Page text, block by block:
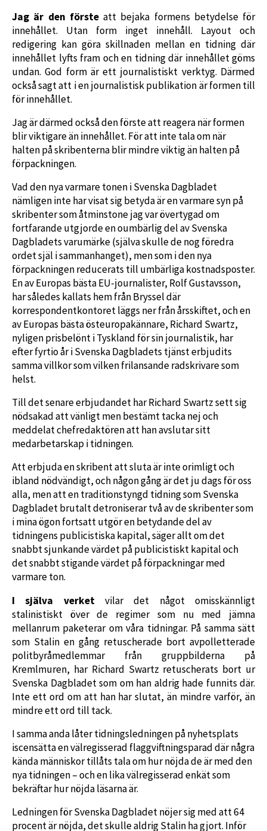
Jag är den förste att bejaka formens betydelse för
innehållet. Utan form inget innehåll. Layout och
redigering kan göra skillnaden mellan en tidning där
innehållet lyfts fram och en tidning där innehållet göms
undan. God form är ett journalistiskt verktyg. Därmed
också sagt att i en journalistisk publikation är formen till
för innehållet.
Jag är därmed också den förste att reagera när formen
blir viktigare än innehållet. För att inte tala om när
halten på skribenterna blir mindre viktig än halten på
förpackningen.
Vad den nya varmare tonen i Svenska Dagbladet
nämligen inte har visat sig betyda är en varmare syn på
skribenter som åtminstone jag var övertygad om
fortfarande utgjorde en oumbärlig del av Svenska
Dagbladets varumärke (själva skulle de nog föredra
ordet själ i sammanhanget), men som i den nya
förpackningen reducerats till umbärliga kostnadsposter.
En av Europas bästa EU-journalister, Rolf Gustavsson,
har således kallats hem från Bryssel där
korrespondentkontoret läggs ner från årsskiftet, och en
av Europas bästa östeuropakännare, Richard Swartz,
nyligen prisbelönt i Tyskland för sin journalistik, har
efter fyrtio år i Svenska Dagbladets tjänst erbjudits
samma villkor som vilken frilansande radskrivare som
helst.
Till det senare erbjudandet har Richard Swartz sett sig
nödsakad att vänligt men bestämt tacka nej och
meddelat chefredaktören att han avslutar sitt
medarbetarskap i tidningen.
Att erbjuda en skribent att sluta är inte orimligt och
ibland nödvändigt, och någon gång är det ju dags för oss
alla, men att en traditionstyngd tidning som Svenska
Dagbladet brutalt detroniserar två av de skribenter som
i mina ögon fortsatt utgör en betydande del av
tidningens publicistiska kapital, säger allt om det
snabbt sjunkande värdet på publicistiskt kapital och
det snabbt stigande värdet på förpackningar med
varmare ton.
I själva verket vilar det något omisskännligt
stalinistiskt över de regimer som nu med jämna
mellanrum paketerar om våra tidningar. På samma sätt
som Stalin en gång retuscherade bort avpolletterade
politbyråmedlemmar från gruppbilderna på
Kremlmuren, har Richard Swartz retuscherats bort ur
Svenska Dagbladet som om han aldrig hade funnits där.
Inte ett ord om att han har slutat, än mindre varför, än
mindre ett ord till tack.
I samma anda låter tidningsledningen på nyhetsplats
iscensätta en välregisserad flaggviftningsparad där några
kända människor tillåts tala om hur nöjda de är med den
nya tidningen – och en lika välregisserad enkät som
bekräftar hur nöjda läsarna är.
Ledningen för Svenska Dagbladet nöjer sig med att 64
procent är nöjda, det skulle aldrig Stalin ha gjort. Inför